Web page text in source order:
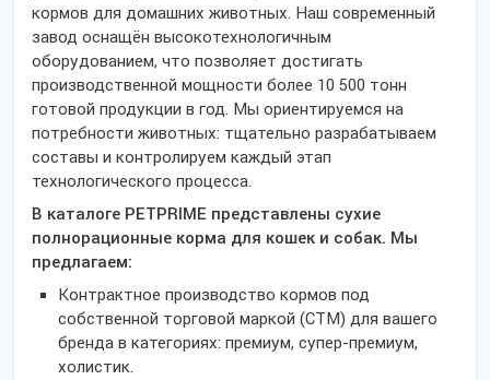
кормов для домашних животных. Наш современный
завод оснащён высокотехнологичным
оборудованием, что позволяет достигать
производственной мощности более 10 500 тонн
готовой продукции в год. Мы ориентируемся на
потребности животных: тщательно разрабатываем
составы и контролируем каждый этап
технологического процесса.
В каталоге PETPRIME представлены сухие
полнорационные корма для кошек и собак. Мы
предлагаем:
Контрактное производство кормов под
собственной торговой маркой (СТМ) для вашего
бренда в категориях: премиум, супер-премиум,
холистик.